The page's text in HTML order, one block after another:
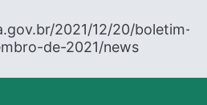
2021/12/20/boletim-
de-2021/news